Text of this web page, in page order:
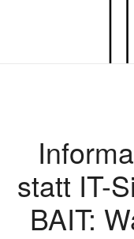
Hauptinhalt
statt IT-
BAIT: